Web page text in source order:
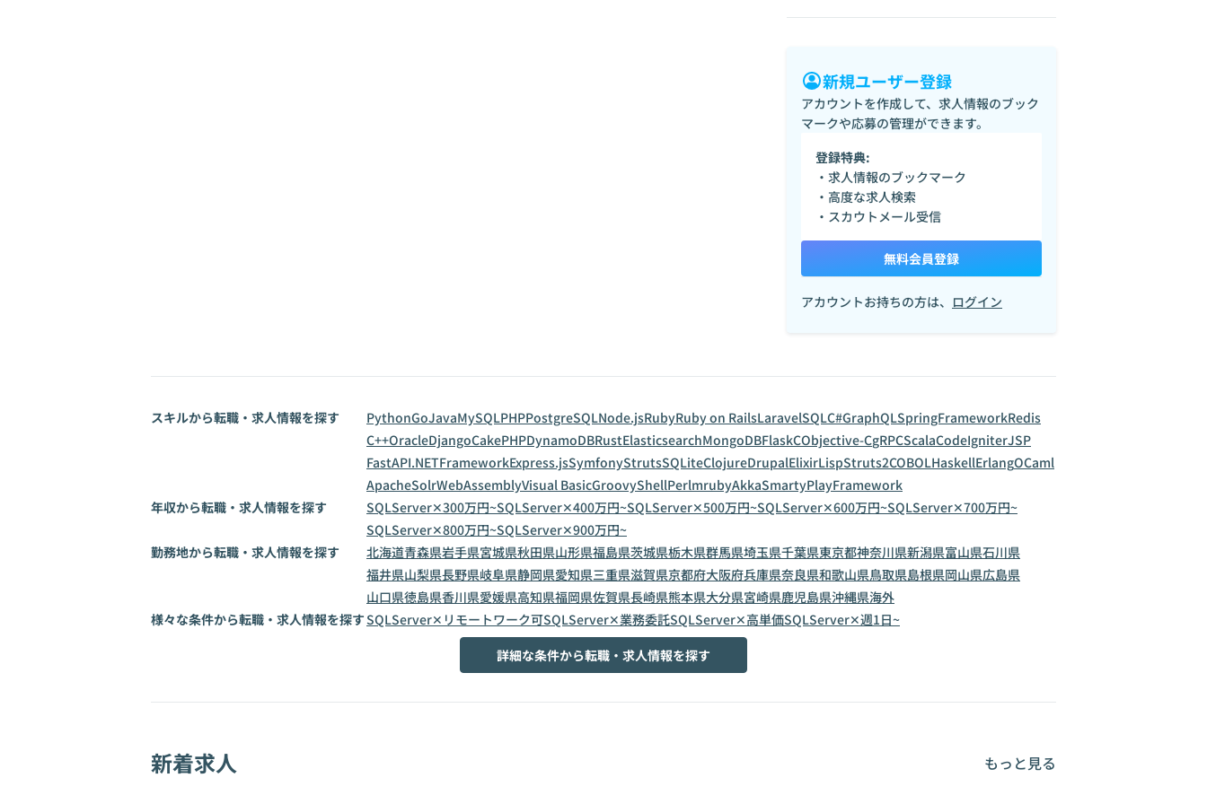
新規ユーザー登録
アカウントを作成して、求人情報のブック
マークや応募の管理ができます。
登録特典:
・求人情報のブックマーク
・高度な求人検索
・スカウトメール受信
無料会員登録
アカウントお持ちの方は、 ログイン
スキルから転職・求人情報を探す PythonGoJavaMySQLPHPPostgreSQLNode.jsRubyRuby on RailsLaravelSQLC#GraphQLSpringFrameworkRedis
C++OracleDjangoCakePHPDynamoDBRustElasticsearchMongoDBFlaskCObjective-CgRPCScalaCodeIgniterJSP
FastAPI.NETFrameworkExpress.jsSymfonyStrutsSQLiteClojureDrupalElixirLispStruts2COBOLHaskellErlangOCaml
ApacheSolrWebAssemblyVisual BasicGroovyShellPerlmrubyAkkaSmartyPlayFramework
年収から転職・求人情報を探す
SQLServer✕300万円~SQLServer✕400万円~SQLServer✕500万円~SQLServer✕600万円~SQLServer✕700万円~
SQLServer✕800万円~SQLServer✕900万円~
勤務地から転職・求人情報を探す
北海道青森県岩手県宮城県秋田県山形県福島県茨城県栃木県群馬県埼玉県千葉県東京都神奈川県新潟県富山県石川県
福井県山梨県長野県岐阜県静岡県愛知県三重県滋賀県京都府大阪府兵庫県奈良県和歌山県鳥取県島根県岡山県広島県
山口県徳島県香川県愛媛県高知県福岡県佐賀県長崎県熊本県大分県宮崎県鹿児島県沖縄県海外
様々な条件から転職・求人情報を探すSQLServer✕リモートワーク可SQLServer✕業務委託SQLServer✕高単価SQLServer✕週1日~
詳細な条件から転職・求人情報を探す
新着求人 もっと見る